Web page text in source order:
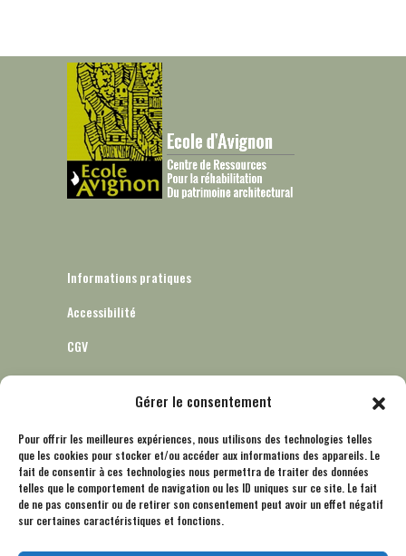
Gérer le consentement
Pour offrir les meilleures expériences, nous utilisons des technologies telles
que les cookies pour stocker et/ou accéder aux informations des appareils. Le
fait de consentir à ces technologies nous permettra de traiter des données
telles que le comportement de navigation ou les ID uniques sur ce site. Le fait
de ne pas consentir ou de retirer son consentement peut avoir un effet négatif
sur certaines caractéristiques et fonctions.
Informations pratiques
Accessibilité
CGV
Mentions légales
Politique de cookies (UE)